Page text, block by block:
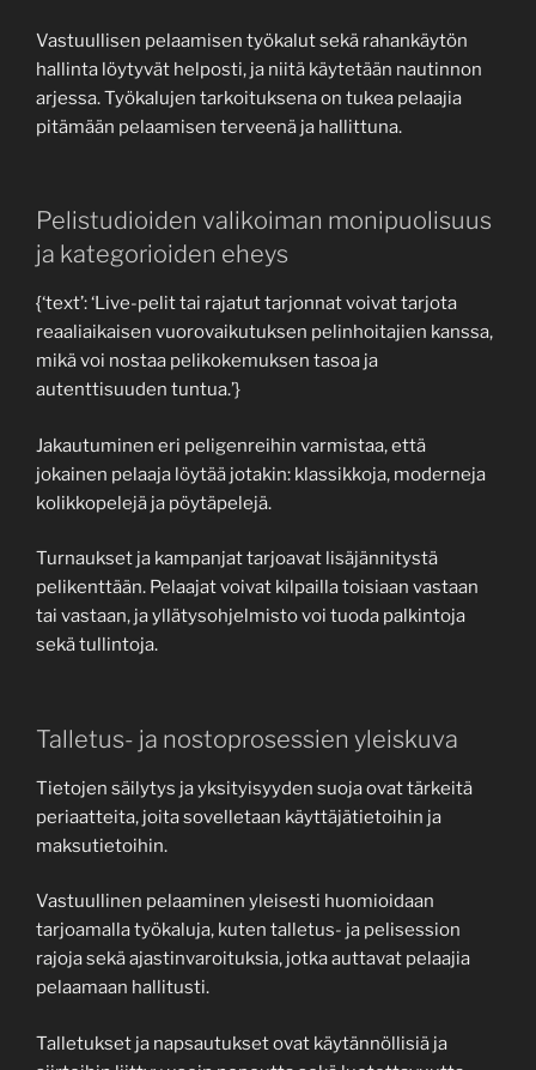
Vastuullisen pelaamisen työkalut sekä rahankäytön
hallinta löytyvät helposti, ja niitä käytetään nautinnon
arjessa. Työkalujen tarkoituksena on tukea pelaajia
pitämään pelaamisen terveenä ja hallittuna.
Pelistudioiden valikoiman monipuolisuus
ja kategorioiden eheys
{‘text’: ‘Live-pelit tai rajatut tarjonnat voivat tarjota
reaaliaikaisen vuorovaikutuksen pelinhoitajien kanssa,
mikä voi nostaa pelikokemuksen tasoa ja
autenttisuuden tuntua.’}
Jakautuminen eri peligenreihin varmistaa, että
jokainen pelaaja löytää jotakin: klassikkoja, moderneja
kolikkopelejä ja pöytäpelejä.
Turnaukset ja kampanjat tarjoavat lisäjännitystä
pelikenttään. Pelaajat voivat kilpailla toisiaan vastaan
tai vastaan, ja yllätysohjelmisto voi tuoda palkintoja
sekä tullintoja.
Talletus- ja nostoprosessien yleiskuva
Tietojen säilytys ja yksityisyyden suoja ovat tärkeitä
periaatteita, joita sovelletaan käyttäjätietoihin ja
maksutietoihin.
Vastuullinen pelaaminen yleisesti huomioidaan
tarjoamalla työkaluja, kuten talletus- ja pelisession
rajoja sekä ajastinvaroituksia, jotka auttavat pelaajia
pelaamaan hallitusti.
Talletukset ja napsautukset ovat käytännöllisiä ja